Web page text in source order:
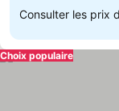
Consulter les prix
Choix populaire